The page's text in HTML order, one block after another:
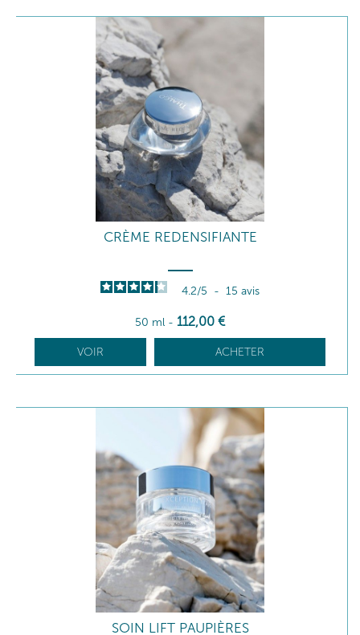
CRÈME REDENSIFIANTE
4.2/5 - 15 avis
50 ml - 112,00 €
VOIR ACHETER
SOIN LIFT PAUPIÈRES